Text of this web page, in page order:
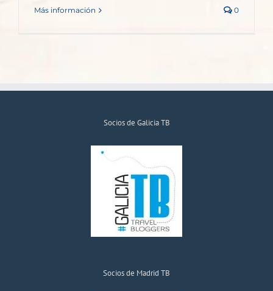
Más información 0
Socios de Galicia TB
Socios de Madrid TB